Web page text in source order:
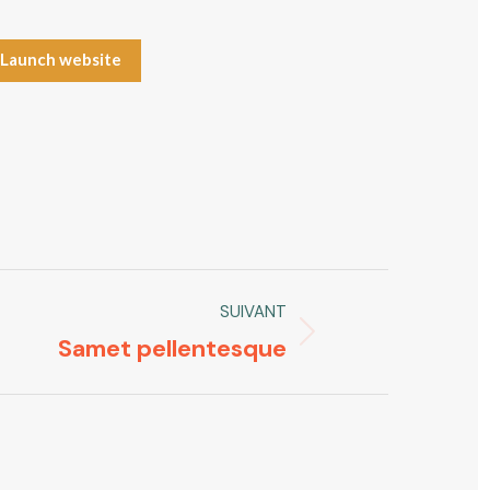
Launch website
SUIVANT
Samet pellentesque